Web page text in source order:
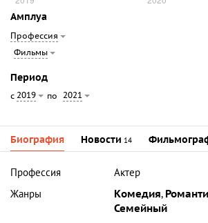
Амплуа
Профессия
Фильмы
Период
с 2019 по 2021
Биография Новости 14
Профессия
Актер
Жанры
Комедия,
Семейный